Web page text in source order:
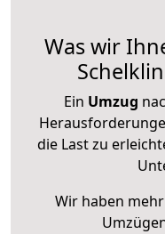
Was wir
Ein Umzug
die Last zu
Wir haben